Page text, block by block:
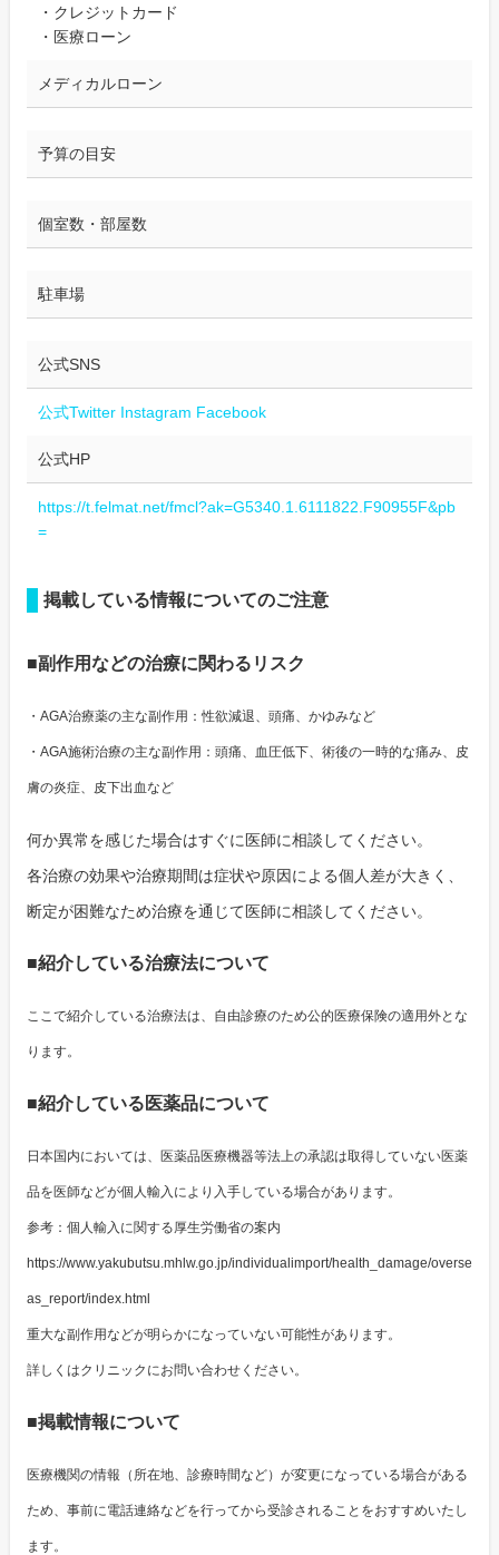
・クレジットカード
・医療ローン
メディカルローン
予算の目安
個室数・部屋数
駐車場
公式SNS
公式Twitter Instagram Facebook
公式HP
https://t.felmat.net/fmcl?ak=G5340.1.6111822.F90955F&pb
=
掲載している情報についてのご注意
■副作用などの治療に関わるリスク
・AGA治療薬の主な副作用：性欲減退、頭痛、かゆみなど
・AGA施術治療の主な副作用：頭痛、血圧低下、術後の一時的な痛み、皮
膚の炎症、皮下出血など
何か異常を感じた場合はすぐに医師に相談してください。
各治療の効果や治療期間は症状や原因による個人差が大きく、
断定が困難なため治療を通じて医師に相談してください。
■紹介している治療法について
ここで紹介している治療法は、自由診療のため公的医療保険の適用外とな
ります。
■紹介している医薬品について
日本国内においては、医薬品医療機器等法上の承認は取得していない医薬
品を医師などが個人輸入により入手している場合があります。
参考：個人輸入に関する厚生労働省の案内
https://www.yakubutsu.mhlw.go.jp/individualimport/health_damage/overse
as_report/index.html
重大な副作用などが明らかになっていない可能性があります。
詳しくはクリニックにお問い合わせください。
■掲載情報について
医療機関の情報（所在地、診療時間など）が変更になっている場合がある
ため、事前に電話連絡などを行ってから受診されることをおすすめいたし
ます。